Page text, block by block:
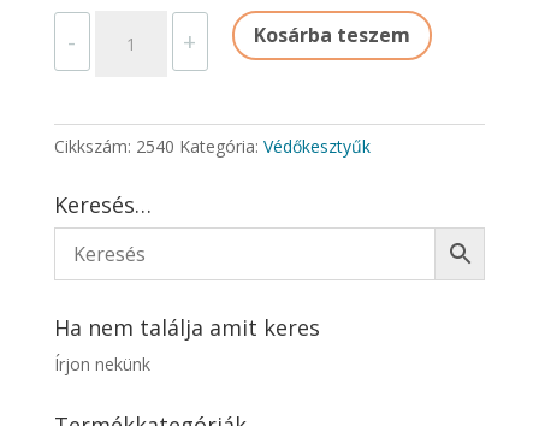
-
HEGESZTŐKESZTYŰ
+ Kosárba teszem
Cikkszám: 2540 Kategória: Védőkesztyűk
Keresés…
Ha nem találja amit keres
Írjon nekünk